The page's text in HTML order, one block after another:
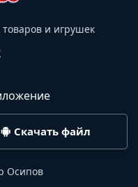
и игрушек
Скачать файл
Осипов